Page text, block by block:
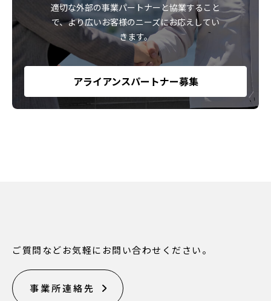
適切な外部の事業パートナーと協業すること
で、より広いお客様のニーズにお応えしてい
きます。
アライアンスパートナー募集
ご質問などお気軽にお問い合わせください。
事業所連絡先